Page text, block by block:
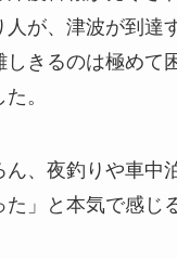
人が、津波が到達
きるのは極めて
。
ん、夜釣りや車中
た」と本気で感じ